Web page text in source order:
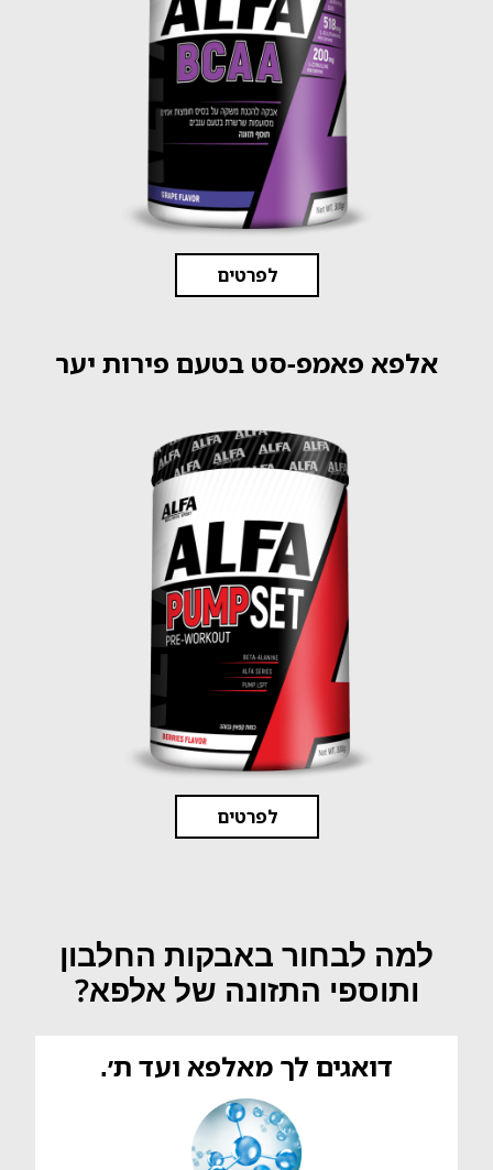
לפרטים
אלפא פאמפ-סט בטעם פירות יער
לפרטים
למה לבחור באבקות החלבון
ותוספי התזונה של אלפא?
דואגים לך מאלפא ועד ת׳.